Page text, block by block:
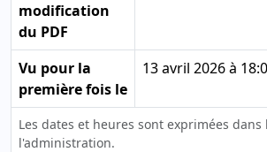
modification
du PDF
Vu pour la
première fois le
13 avril 2026 à
Les dates et heures sont exprimées dans
l'administration.